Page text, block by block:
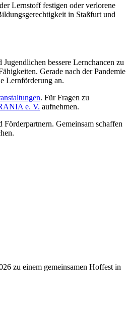
Lernstoff festigen oder verlorene
in Staßfurt und
bessere Lernchancen zu
Gerade nach der Pandemie
Lernförderung an.
. Für Fragen zu
e. V. aufnehmen.
Gemeinsam schaffen
zu einem gemeinsamen Hoffest in